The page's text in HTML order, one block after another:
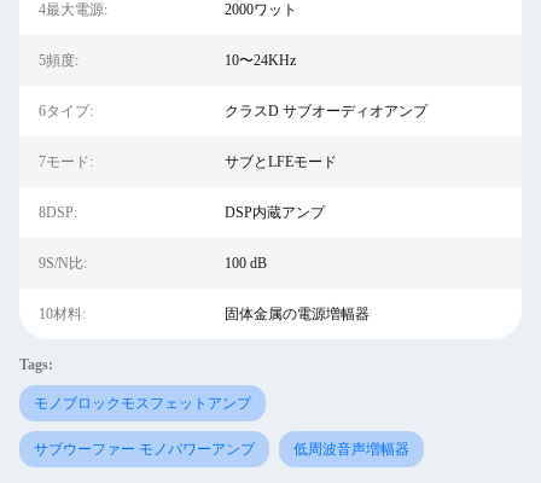
4最大電源: 2000ワット
5頻度: 10〜24KHz
6タイプ: クラスD サブオーディオアンプ
7モード: サブとLFEモード
8DSP: DSP内蔵アンプ
9S/N比: 100 dB
10材料: 固体金属の電源増幅器
Tags:
モノブロックモスフェットアンプ
サブウーファー モノパワーアンプ 低周波音声増幅器